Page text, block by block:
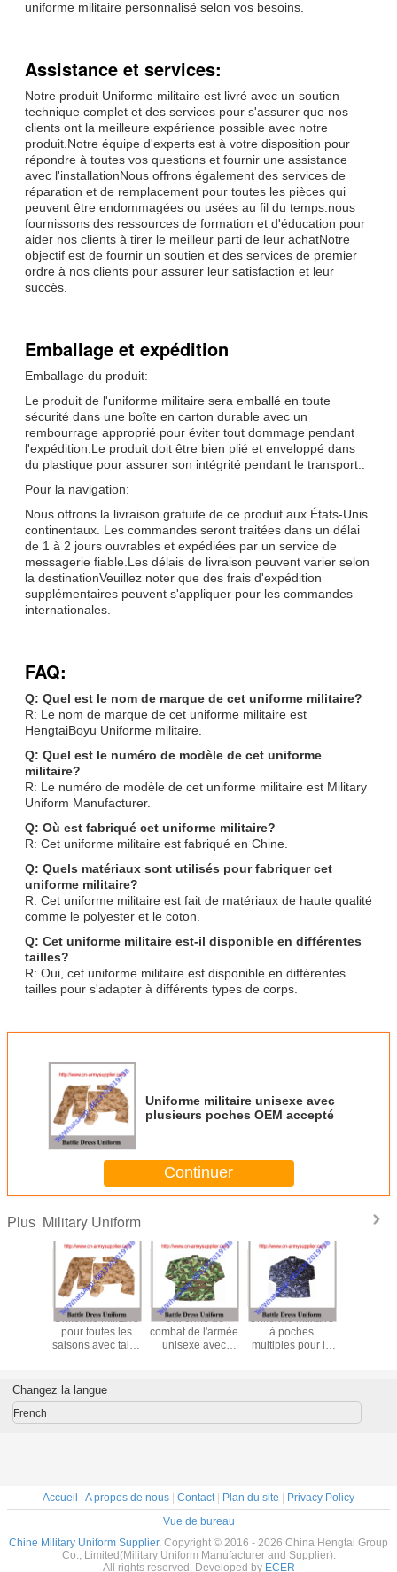
uniforme militaire personnalisé selon vos besoins.
Assistance et services:
Notre produit Uniforme militaire est livré avec un soutien
technique complet et des services pour s'assurer que nos
clients ont la meilleure expérience possible avec notre
produit.Notre équipe d'experts est à votre disposition pour
répondre à toutes vos questions et fournir une assistance
avec l'installationNous offrons également des services de
réparation et de remplacement pour toutes les pièces qui
peuvent être endommagées ou usées au fil du temps.nous
fournissons des ressources de formation et d'éducation pour
aider nos clients à tirer le meilleur parti de leur achatNotre
objectif est de fournir un soutien et des services de premier
ordre à nos clients pour assurer leur satisfaction et leur
succès.
Emballage et expédition
Emballage du produit:
Le produit de l'uniforme militaire sera emballé en toute
sécurité dans une boîte en carton durable avec un
rembourrage approprié pour éviter tout dommage pendant
l'expédition.Le produit doit être bien plié et enveloppé dans
du plastique pour assurer son intégrité pendant le transport..
Pour la navigation:
Nous offrons la livraison gratuite de ce produit aux États-Unis
continentaux. Les commandes seront traitées dans un délai
de 1 à 2 jours ouvrables et expédiées par un service de
messagerie fiable.Les délais de livraison peuvent varier selon
la destinationVeuillez noter que des frais d'expédition
supplémentaires peuvent s'appliquer pour les commandes
internationales.
FAQ:
Q: Quel est le nom de marque de cet uniforme militaire?
R: Le nom de marque de cet uniforme militaire est
HengtaiBoyu Uniforme militaire.
Q: Quel est le numéro de modèle de cet uniforme
militaire?
R: Le numéro de modèle de cet uniforme militaire est Military
Uniform Manufacturer.
Q: Où est fabriqué cet uniforme militaire?
R: Cet uniforme militaire est fabriqué en Chine.
Q: Quels matériaux sont utilisés pour fabriquer cet
uniforme militaire?
R: Cet uniforme militaire est fait de matériaux de haute qualité
comme le polyester et le coton.
Q: Cet uniforme militaire est-il disponible en différentes
tailles?
R: Oui, cet uniforme militaire est disponible en différentes
tailles pour s'adapter à différents types de corps.
Uniforme militaire unisexe avec
plusieurs poches OEM accepté
Continuer
Plus Military Uniform
et le
du
Uniforme militaire
pour toutes les
saisons avec taille
Uniforme de
combat de l'armée
unisexe avec
carton
Uniforme militaire
à poches
multiples pour le
Changez la langue
French
Accueil | A propos de nous | Contact| Plan du site | Privacy Policy
Vue de bureau
Chine Military Uniform Supplier. Copyright © 2016 - 2026 China Hengtai Group
Co., Limited(Military Uniform Manufacturer and Supplier).
All rights reserved. Developed by ECER